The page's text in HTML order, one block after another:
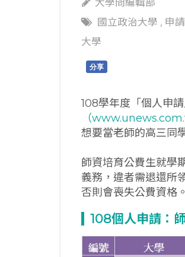
國立政治大學 , 申
大學
分享
108學年度「個人申
（
想要當老師的高三同
師資培育公費生就學
義務，違者需退還所
否則會喪失公費資格。
108個人申請：